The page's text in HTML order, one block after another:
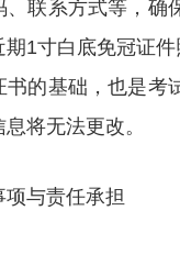
、联系方式等，确
期1寸白底免冠证
书的基础，也是考
将无法更改。
与责任承担